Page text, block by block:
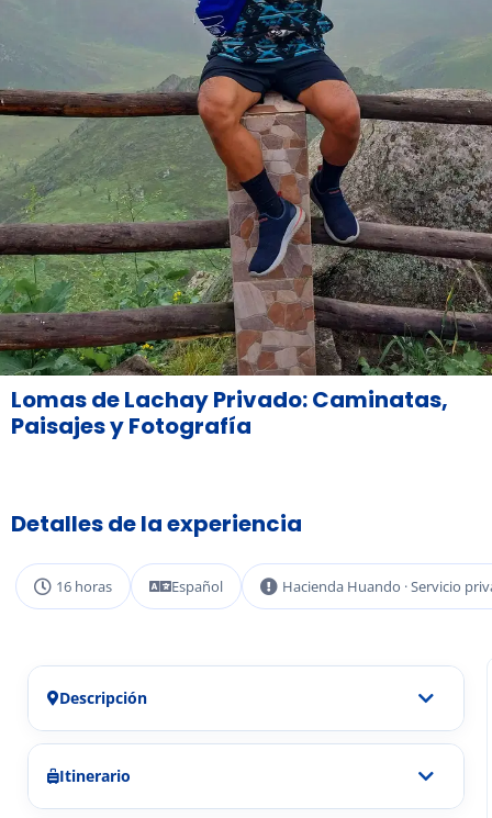
Lomas de Lachay Privado: Caminatas,
Paisajes y Fotografía
Detalles de la experiencia
16 horas Español Hacienda Huando · Servicio
Descripción
Itinerario